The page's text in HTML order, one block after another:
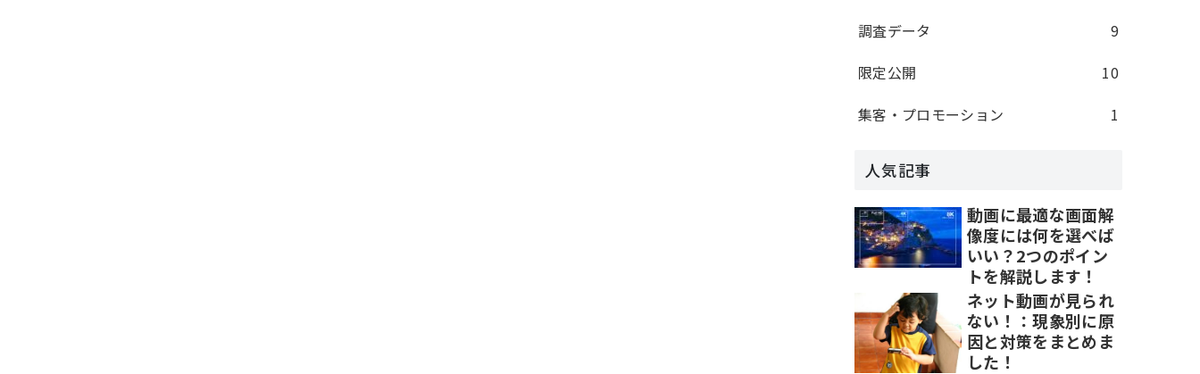
調査データ
9
限定公開
10
集客・プロモーション
1
人気記事
動画に最適な画面解
像度には何を選べば
いい？2つのポイン
トを解説します！
ネット動画が見られ
ない！：現象別に原
因と対策をまとめま
した！